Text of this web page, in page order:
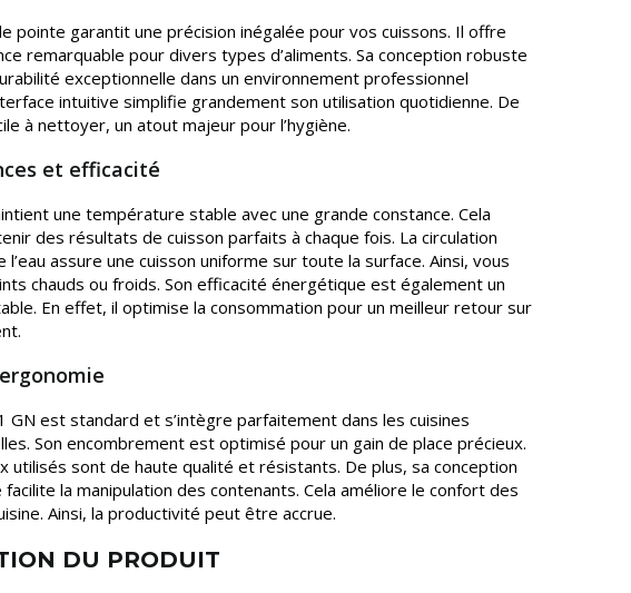
pointe garantit une précision inégalée pour vos cuissons. Il offre
remarquable pour divers types d’aliments. Sa conception robuste
exceptionnelle dans un environnement professionnel
intuitive simplifie grandement son utilisation quotidienne. De
à nettoyer, un atout majeur pour l’hygiène.
et efficacité
une température stable avec une grande constance. Cela
des résultats de cuisson parfaits à chaque fois. La circulation
l’eau assure une cuisson uniforme sur toute la surface. Ainsi, vous
chauds ou froids. Son efficacité énergétique est également un
En effet, il optimise la consommation pour un meilleur retour sur
GN est standard et s’intègre parfaitement dans les cuisines
Son encombrement est optimisé pour un gain de place précieux.
utilisés sont de haute qualité et résistants. De plus, sa conception
la manipulation des contenants. Cela améliore le confort des
Ainsi, la productivité peut être accrue.
DU PRODUIT